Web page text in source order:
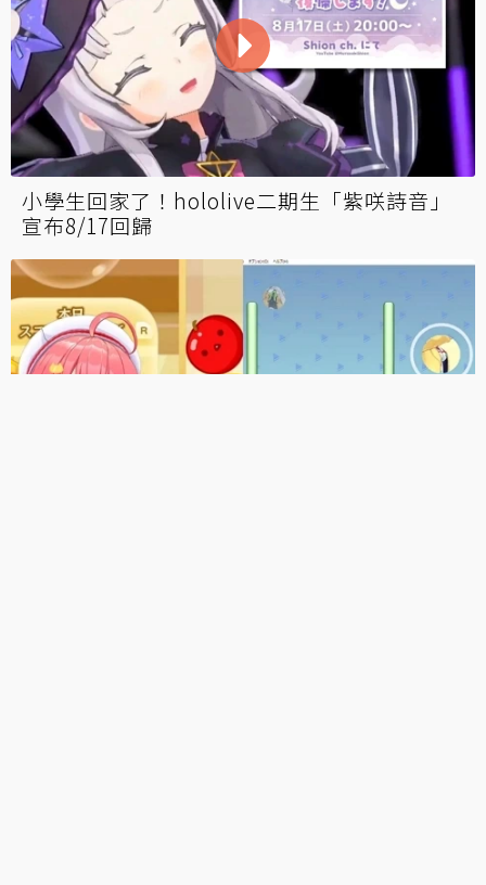
小學生回家了！hololive二期生「紫咲詩音」
宣布8/17回歸